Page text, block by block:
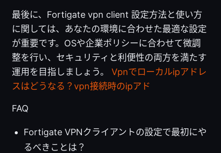
最後に、Fortigate vpn client 設定方法と使い方
に関しては、あなたの環境に合わせた最適な設定
が重要です。OSや企業ポリシーに合わせて微調
整を行い、セキュリティと利便性の両方を満たす
運用を目指しましょう。 Vpnでローカルipアドレ
スはどうなる？vpn接続時のipアド
FAQ
Fortigate VPNクライアントの設定で最初にや
るべきことは？